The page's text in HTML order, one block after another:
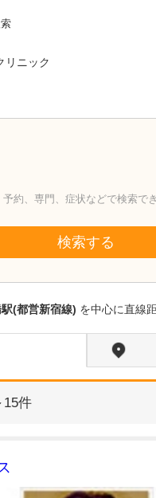
リニック
約、専門、症状などで検索で
検索する
(都営新宿線) を中心に直線
15件
東
患
け